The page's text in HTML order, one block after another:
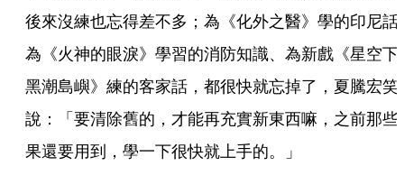
後來沒練也忘得差不多；為《化外之醫》學的印尼話
為《火神的眼淚》學習的消防知識、為新戲《星空下
黑潮島嶼》練的客家話，都很快就忘掉了，夏騰宏笑
說：「要清除舊的，才能再充實新東西嘛，之前那些
果還要用到，學一下很快就上手的。」